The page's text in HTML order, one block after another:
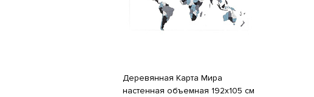
Деревянная Карта Мира
настенная объемная 192x105 см